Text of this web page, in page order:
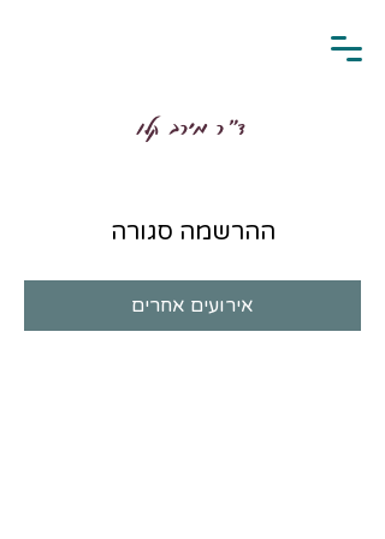
ד״ר מירב קלו
ההרשמה סגורה
אירועים אחרים